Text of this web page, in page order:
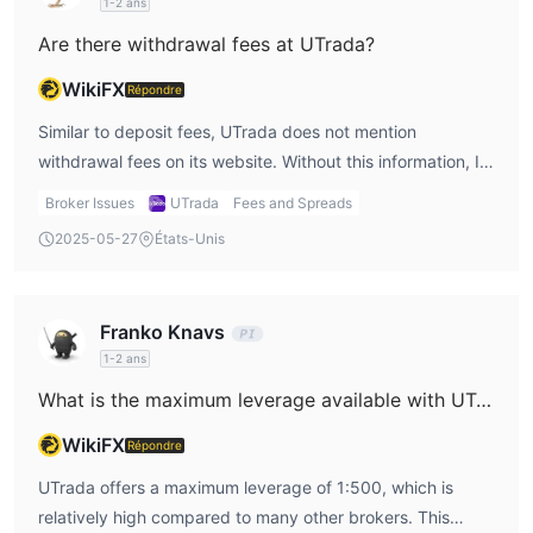
commissions, the Premium and Standard accounts might
be a better fit, even with the higher spreads. As a trader, I
always weigh the pros and cons of spreads versus
commissions, and UTrada provides flexibility depending
on my trading preferences.
Are there withdrawal fees at UTrada?
WikiFXRépondre
Similar to deposit fees, UTrada does not mention
withdrawal fees on its website. Without this information, I
cannot accurately assess the cost of withdrawing my
profits, so it’s important for me to understand them before
how much I would actually receive after a withdrawal. I
prefer brokers that are upfront about their withdrawal
fees, so I can plan my financial management accordingly.
Broker Issues UTrada
Fees and Spreads
2025-05-27
États-Unis
Franko Knavs
1-2 ans
What is the maximum leverage available with UTrada?
WikiFXRépondre
UTrada offers a maximum leverage of 1:500, which is
relatively high compared to many other brokers. This